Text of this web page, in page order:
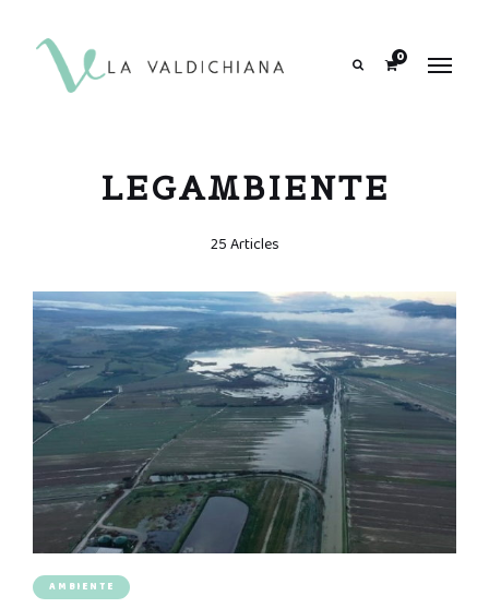
0
LEGAMBIENTE
25 Articles
AMBIENTE